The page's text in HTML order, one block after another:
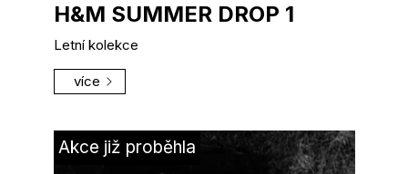
H&M SUMMER DROP 1
Letní kolekce
více
Akce již proběhla